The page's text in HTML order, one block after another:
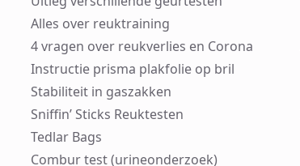
Alles over reuktraining
4 vragen over reukverlies en Corona
Instructie prisma plakfolie op bril
Stabiliteit in gaszakken
Sniffin’ Sticks Reuktesten
Tedlar Bags
Combur test (urineonderzoek)